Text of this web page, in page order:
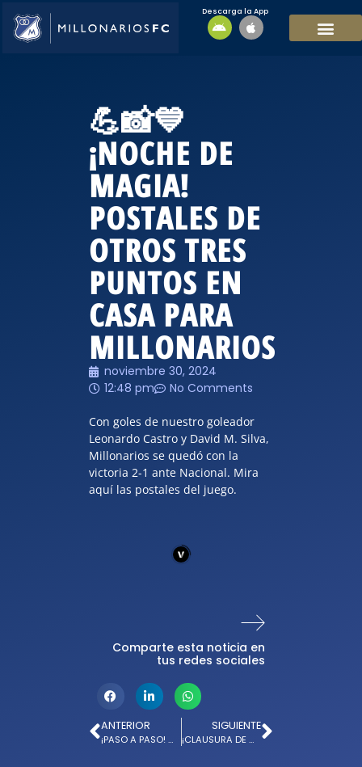
Descarga la App
💪📸💙
¡NOCHE DE
MAGIA!
POSTALES DE
OTROS TRES
PUNTOS EN
CASA PARA
MILLONARIOS
noviembre 30, 2024
12:48 pm
No Comments
Con goles de nuestro goleador
Leonardo Castro y David M. Silva,
Millonarios se quedó con la
victoria 2-1 ante Nacional. Mira
aquí las postales del juego.
Comparte esta noticia en
tus redes sociales
ANTERIOR
¡PASO A PASO! MILLONARIOS SE QUEDÓ CON EL TRIUNFO EN CASA
SIGUIENTE
¡CLAUSURA DE MFC CAMPUS! UN PROYECTO QUE HACE DIFERENTE A MILLONARIOS